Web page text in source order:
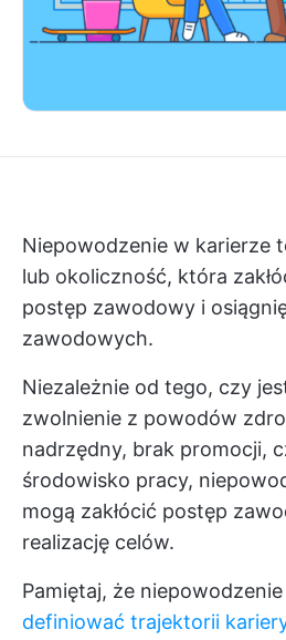
Niepowodzenie w karierze
lub okoliczność, która
postęp zawodowy i
zawodowych.
Niezależnie od tego, czy
zwolnienie z powodów
nadrzędny, brak promocji,
środowisko pracy,
mogą zakłócić postęp
realizację celów.
Pamiętaj, że
definiować trajektorii